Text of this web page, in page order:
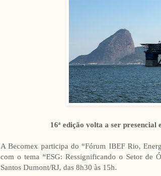
16ª edição volta a ser
A Becomex participa do “Fórum IBEF Rio,
com o tema “ESG: Ressignificando o Setor de
Santos Dumont/RJ, das 8h30 às 15h.